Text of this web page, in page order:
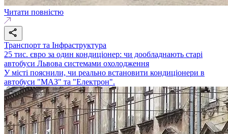
Читати повністю
Транспорт та Інфраструктура
25 тис. євро за один кондиціонер: чи дообладнають старі
автобуси Львова системами охолодження
У місті пояснили, чи реально встановити кондиціонери в
автобуси "МАЗ" та "Електрон".